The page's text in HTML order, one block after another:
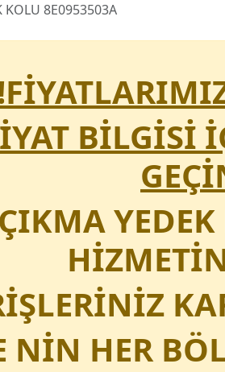
KOLU 8E0953503A
BİLGİSİ
YEDEK
NİN HER